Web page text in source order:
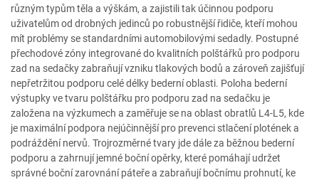
různým typům těla a výškám, a zajistili tak účinnou podporu
uživatelům od drobných jedinců po robustnější řidiče, kteří mohou
mít problémy se standardními automobilovými sedadly. Postupné
přechodové zóny integrované do kvalitních polštářků pro podporu
zad na sedačky zabraňují vzniku tlakových bodů a zároveň zajišťují
nepřetržitou podporu celé délky bederní oblasti. Poloha bederní
výstupky ve tvaru polštářku pro podporu zad na sedačku je
založena na výzkumech a zaměřuje se na oblast obratlů L4-L5, kde
je maximální podpora nejúčinnější pro prevenci stlačení plotének a
podráždění nervů. Trojrozměrné tvary jde dále za běžnou bederní
podporu a zahrnují jemné boční opěrky, které pomáhají udržet
správné boční zarovnání páteře a zabraňují bočnímu prohnutí, ke